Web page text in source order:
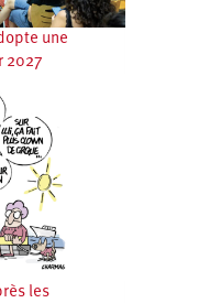
une
2027
les